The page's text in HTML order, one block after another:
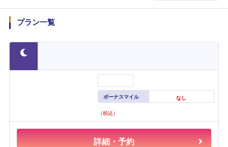
プラン一覧
ボーナスマイル なし
（税込）
詳細・予約